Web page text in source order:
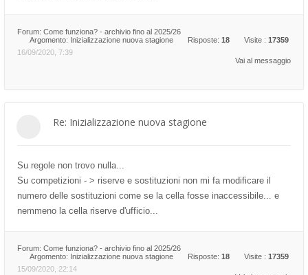
Forum: Come funziona? - archivio fino al 2025/26
Argomento: Inizializzazione nuova stagione Risposte: 18 Visite : 17359
16/09/2020, 7:39
Vai al messaggio
Re: Inizializzazione nuova stagione
Su regole non trovo nulla...
Su competizioni - > riserve e sostituzioni non mi fa modificare il
numero delle sostituzioni come se la cella fosse inaccessibile... e
nemmeno la cella riserve d'ufficio...
Forum: Come funziona? - archivio fino al 2025/26
Argomento: Inizializzazione nuova stagione Risposte: 18 Visite : 17359
15/09/2020, 22:14